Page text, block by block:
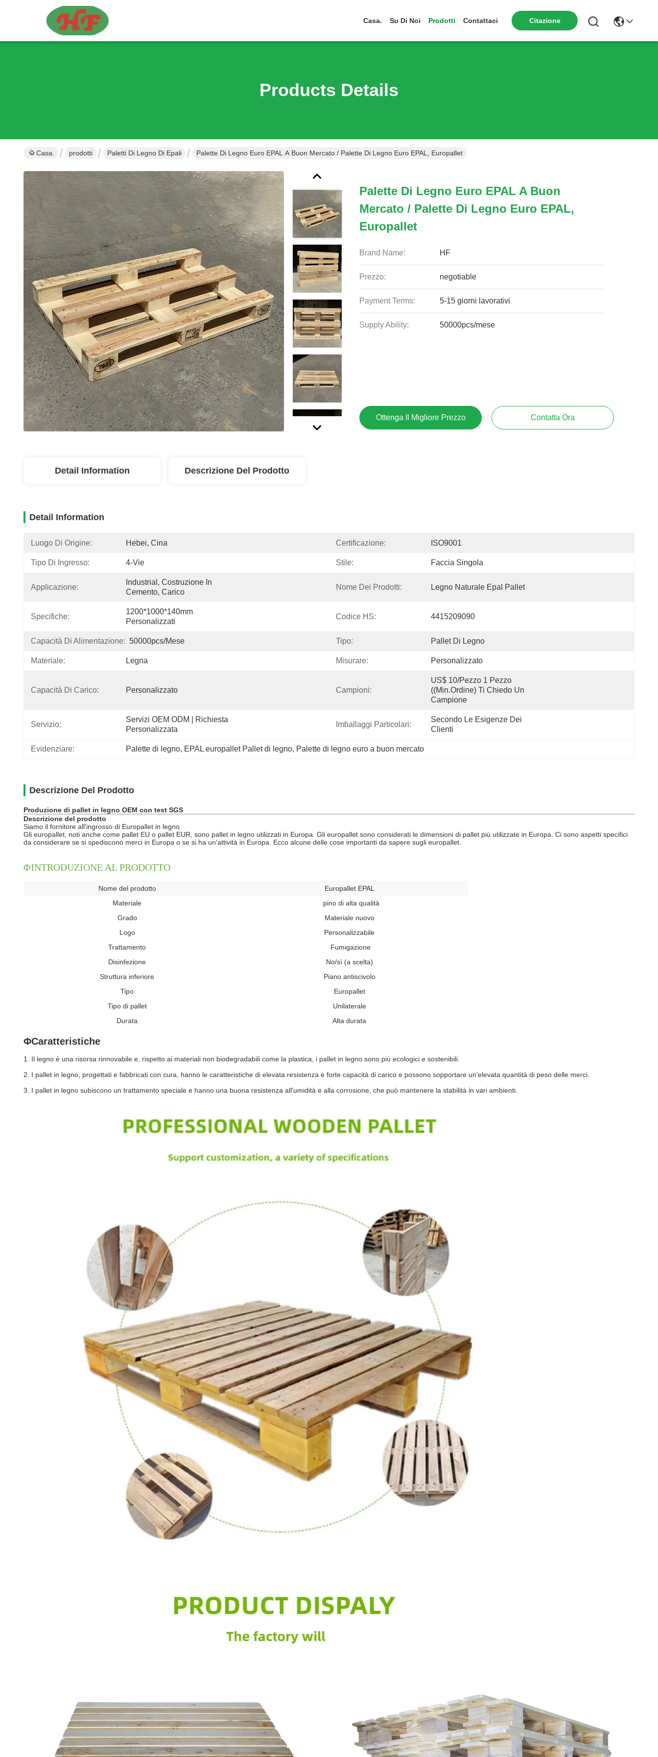
Casa. Su Di Noi Prodotti Contattaci Citazione
Products Details
Casa. prodotti Paletti Di Legno Di Epali Palette Di Legno Euro EPAL A Buon Mercato / Palette Di Legno Euro EPAL, Europallet
Palette Di Legno Euro EPAL A Buon
Mercato / Palette Di Legno Euro EPAL,
Europallet
Brand Name: HF
Prezzo: negotiable
Payment Terms: 5-15 giorni lavorativi
Supply Ability: 50000pcs/mese
Ottenga Il Migliore Prezzo Contatta Ora
Detail Information Descrizione Del Prodotto
Detail Information
Luogo Di Origine: Hebei, Cina Certificazione: ISO9001
Tipo Di Ingresso: 4-Vie Stile: Faccia Singola
Applicazione:
Industrial, Costruzione In
Cemento, Carico
Nome Dei Prodotti: Legno Naturale Epal Pallet
Specifiche:
1200*1000*140mm
Personalizzati
Codice HS: 4415209090
Capacità Di Alimentazione: 50000pcs/mese Tipo: Pallet Di Legno
Materiale: Legna Misurare: Personalizzato
Capacità Di Carico: Personalizzato Campioni:
US$ 10/pezzo 1 Pezzo
((Min.Ordine) Ti Chiedo Un
Campione
Servizio:
Servizi OEM ODM | Richiesta
Personalizzata
Imballaggi Particolari:
Secondo Le Esigenze Dei
Clienti
Evidenziare: Palette di legno, EPAL europallet Pallet di legno, Palette di legno euro a buon mercato
Descrizione Del Prodotto
Produzione di pallet in legno OEM con test SGS
Descrizione del prodotto
Siamo il fornitore all'ingrosso di Europallet in legno
Gli europallet, noti anche come pallet EU o pallet EUR, sono pallet in legno utilizzati in Europa. Gli europallet sono considerati le dimensioni di pallet più utilizzate in Europa. Ci sono aspetti specifici
da considerare se si spediscono merci in Europa o se si ha un'attività in Europa. Ecco alcune delle cose importanti da sapere sugli europallet.
ΦINTRODUZIONE AL PRODOTTO
Nome del prodotto
Europallet EPAL
Materiale
pino di alta qualità
Grado
Materiale nuovo
Logo
Personalizzabile
Trattamento
Fumigazione
Disinfezione
No/sì (a scelta)
Struttura inferiore
Piano antiscivolo
Tipo
Europallet
Tipo di pallet
Unilaterale
Durata
Alta durata
ΦCaratteristiche
1. Il legno è una risorsa rinnovabile e, rispetto ai materiali non biodegradabili come la plastica, i pallet in legno sono più ecologici e sostenibili.
2. I pallet in legno, progettati e fabbricati con cura, hanno le caratteristiche di elevata resistenza e forte capacità di carico e possono sopportare un'elevata quantità di peso delle merci.
3. I pallet in legno subiscono un trattamento speciale e hanno una buona resistenza all'umidità e alla corrosione, che può mantenere la stabilità in vari ambienti.